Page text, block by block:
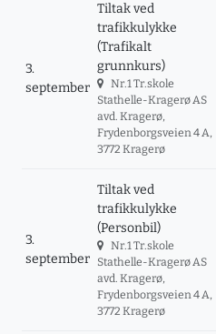
3.
september
Tiltak ved
trafikkulykke
(Trafikalt
grunnkurs)
Nr.1 Tr.skole
Stathelle-Kragerø AS
avd. Kragerø,
Frydenborgsveien 4 A,
3772 Kragerø
3.
september
Tiltak ved
trafikkulykke
(Personbil)
Nr.1 Tr.skole
Stathelle-Kragerø AS
avd. Kragerø,
Frydenborgsveien 4 A,
3772 Kragerø